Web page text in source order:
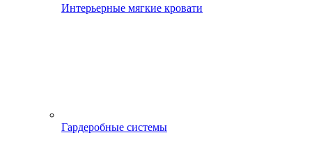
Интерьерные мягкие кровати
Гардеробные системы